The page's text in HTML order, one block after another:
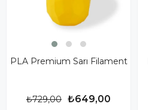
PLA Premium Sarı Filament
₺649,00
₺729,00